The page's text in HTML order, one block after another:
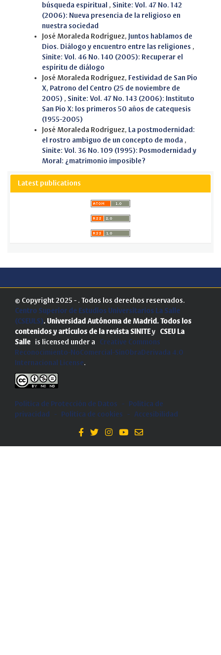
búsqueda espiritual , Sinite: Vol. 47 No. 142
(2006): Nueva presencia de la religioso en
nuestra sociedad
José Moraleda Rodríguez, Juntos hablamos de
Dios. Diálogo y encuentro entre las religiones ,
Sinite: Vol. 46 No. 140 (2005): Recuperar el
espíritu de diálogo
José Moraleda Rodríguez, Festividad de San Pío
X, Patrono del Centro (25 de noviembre de
2005) , Sinite: Vol. 47 No. 143 (2006): Instituto
San Pío X: los primeros 50 años de catequesis
(1955-2005)
José Moraleda Rodríguez, La postmodernidad:
el rostro ambiguo de un concepto de moda ,
Sinite: Vol. 36 No. 109 (1995): Posmodernidad y
Moral: ¿matrimonio imposible?
Latest publications
© Copyright 2025 - . Todos los derechos reservados.
Centro Superior de Estudios Universitarios La Salle
(CSEULS). Universidad Autónoma de Madrid. Todos los
contenidos y artículos de la revista SINITEy CSEU La
Salle is licensed under a Creative Commons
Reconocimiento-NoComercial-SinObraDerivada 4.0
Internacional License.
Política de Protección de Datos -
Politica de
privacidad
- Política de cookies - Accesibilidad